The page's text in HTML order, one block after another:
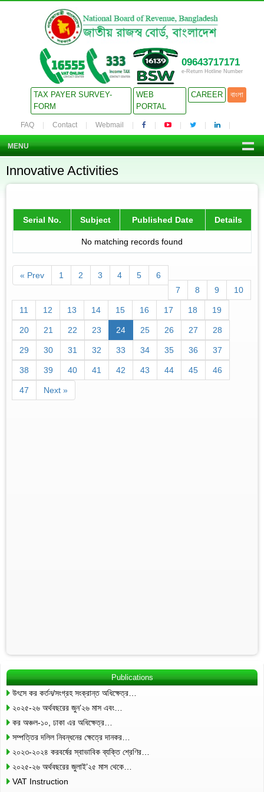
09643717171
e-Return Hotline Number
TAX PAYER SURVEY-
FORM
WEB
PORTAL
CAREER বাংলা
FAQ Contact Webmail
MENU
Innovative Activities
Serial No. Subject Published Date Details
No matching records found
« Prev 1 2 3 4 5
6
7
8 9 10
11 12 13 14 15 16 17 18 19
20 21 22 23 24 25 26 27 28
29 30 31 32 33 34 35 36 37
38 39 40 41 42 43 44 45 46
47 Next »
Publications
উৎসে কর কর্তন/সংগ্রহ সংক্রান্ত অধিক্ষেত্র…
২০২৫-২৬ অর্থবছরের জুন’২৬ মাস এবং…
কর অঞ্চল-১০, ঢাকা এর অধিক্ষেত্র…
সম্পত্তির দলিল নিবন্ধনের ক্ষেত্রে দানকর…
২০২৩-২০২৪ করবর্ষের স্বাভাবিক ব্যক্তি শ্রেণির…
২০২৫-২৬ অর্থবছরের জুলাই’২৫ মাস থেকে…
VAT Instruction